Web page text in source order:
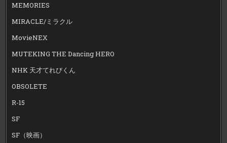
MEMORIES
MIRACLE/ミラクル
MovieNEX
MUTEKING THE Dancing HERO
NHK 天才てれびくん
OBSOLETE
R-15
SF
SF（映画）